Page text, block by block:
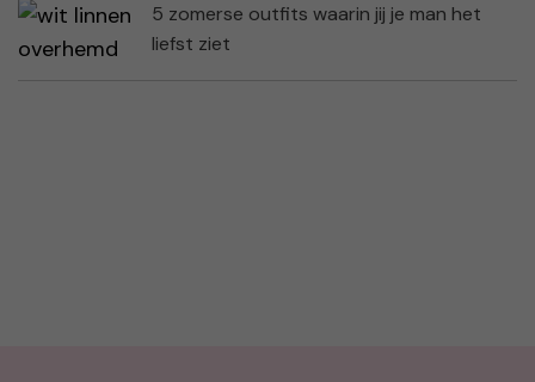
5 zomerse outfits waarin jij je man het
liefst ziet